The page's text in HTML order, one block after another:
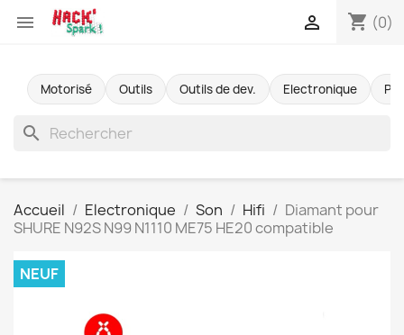
 shopping_cart (0)

Motorisé Outils Outils de dev. Electronique
search
Accueil Electronique Son Hifi
Diamant pour
SHURE N92S N99 N1110 ME75 HE20 compatible
NEUF